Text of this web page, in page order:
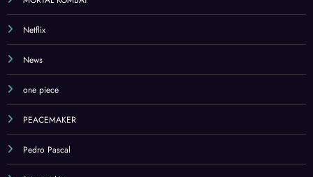
Netflix
News
one piece
PEACEMAKER
Pedro Pascal